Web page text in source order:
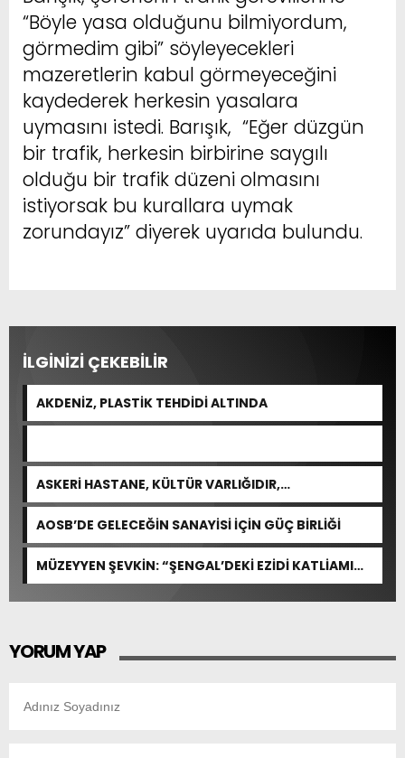
“Böyle yasa olduğunu bilmiyordum,
görmedim gibi” söyleyecekleri
mazeretlerin kabul görmeyeceğini
kaydederek herkesin yasalara
uymasını istedi. Barışık, “Eğer düzgün
bir trafik, herkesin birbirine saygılı
olduğu bir trafik düzeni olmasını
istiyorsak bu kurallara uymak
zorundayız” diyerek uyarıda bulundu.
İLGİNİZİ ÇEKEBİLİR
AKDENİZ, PLASTİK TEHDİDİ ALTINDA
ASKERİ HASTANE, KÜLTÜR VARLIĞIDIR,
ÖZELLEŞTİRİLEMEZ!
AOSB’DE GELECEĞİN SANAYİSİ İÇİN GÜÇ BİRLİĞİ
MÜZEYYEN ŞEVKİN: “ŞENGAL’DEKİ EZİDİ KATLİAMI
İNSANLIĞIN ORTAK ACISIDIR”
YORUM YAP